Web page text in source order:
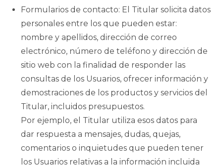
Formularios de contacto: El Titular solicita datos
personales entre los que pueden estar:
nombre y apellidos, dirección de correo
electrónico, número de teléfono y dirección de
sitio web con la finalidad de responder las
consultas de los Usuarios, ofrecer información y
demostraciones de los productos y servicios del
Titular, incluidos presupuestos.
Por ejemplo, el Titular utiliza esos datos para
dar respuesta a mensajes, dudas, quejas,
comentarios o inquietudes que pueden tener
los Usuarios relativas a la información incluida